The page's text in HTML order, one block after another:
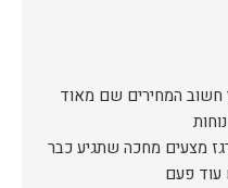
חשוב המחירים שם מאוד
מצעים מחכה שתגיע כבר
עוד פעם